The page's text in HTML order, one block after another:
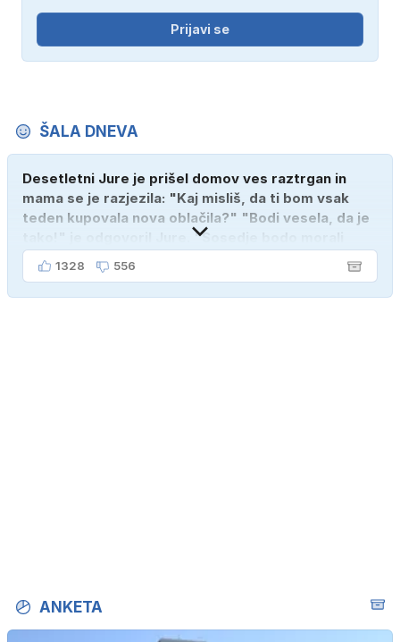
Prijavi se
ŠALA DNEVA
Desetletni Jure je prišel domov ves raztrgan in
mama se je razjezila: "Kaj misliš, da ti bom vsak
teden kupovala nova oblačila?" "Bodi vesela, da je
tako!" je odgovoril Jure. "Sosedje bodo morali
kupiti novega sina, tako sem ga prebutal!"
1328 556
ANKETA